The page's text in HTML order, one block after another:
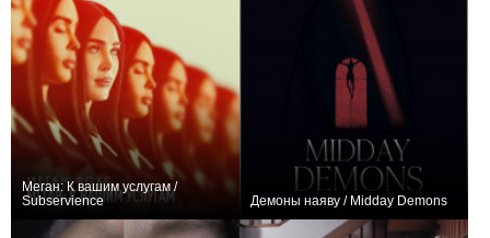
Меган: К вашим услугам /
Subservience
Демоны наяву / Midday Demons